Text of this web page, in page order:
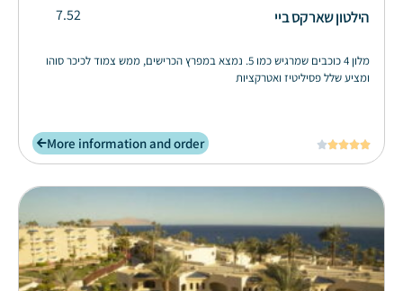
הילטון שארקס ביי 7.52
מלון 4 כוכבים שמרגיש כמו 5. נמצא במפרץ הכרישים, ממש צמוד לכיכר סוהו
ומציע שלל פסיליטיז ואטרקציות





More information and order